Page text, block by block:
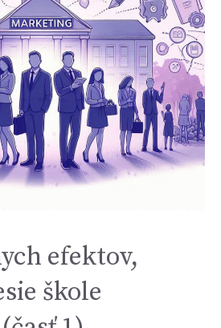
efektov,
škole